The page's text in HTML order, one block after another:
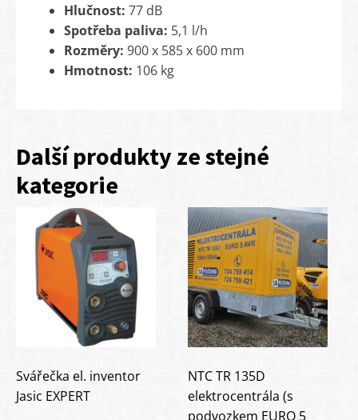
Hlučnost: 77 dB
Spotřeba paliva: 5,1 l/h
Rozměry: 900 x 585 x 600 mm
Hmotnost: 106 kg
Další produkty ze stejné
kategorie
Svářečka el. inventor
Jasic EXPERT
NTC TR 135D
elektrocentrála (s
podvozkem EURO 5